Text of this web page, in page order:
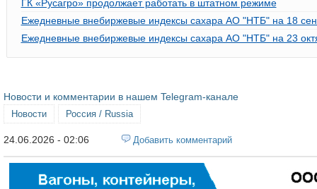
ГК «Русагро» продолжает работать в штатном режиме
Ежедневные внебиржевые индексы сахара АО "НТБ" на 18
Ежедневные внебиржевые индексы сахара АО "НТБ" на 23
Новости и комментарии в нашем Telegram-канале
Новости Россия / Russia
24.06.2026 - 02:06 Добавить комментарий